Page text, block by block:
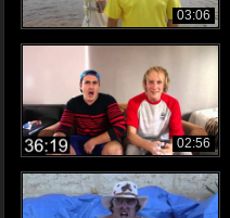
03:06
02:56